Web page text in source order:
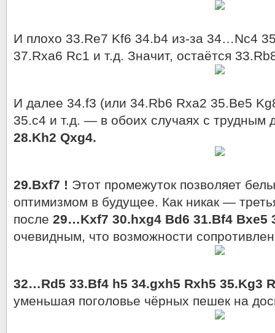
И плохо 33.Re7 Kf6 34.b4 из-за 34…Nc4
37.Rxa6 Rc1 и т.д. Значит, остаётся
И далее 34.f3 (или 34.Rb6 Rxa2 35.Be5
35.c4 и т.д. — в обоих случаях с трудным
28.Kh2 Qxg4.
29.Bxf7 ! Этот промежуток позволяет
оптимизмом в будущее. Как никак —
после 29…Kxf7 30.hxg4 Bd6 31.Bf4 Bxe5
очевидным, что возможности
32…Rd5 33.Bf4 h5 34.gxh5 Rxh5 35.Kg3
уменьшая поголовье чёрных пешек на